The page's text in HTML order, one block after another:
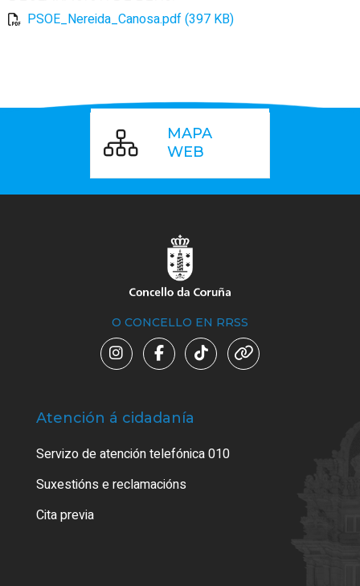
PSOE_Nereida_Canosa.pdf (397 KB)
MAPA
WEB
O CONCELLO EN RRSS
Atención á cidadanía
Servizo de atención telefónica 010
Suxestións e reclamacións
Cita previa